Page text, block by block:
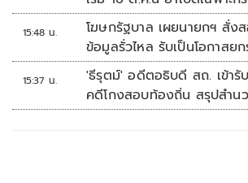
15:48 น.
โฆษกรัฐบาล เผยนายกฯ สั่ง
ข้อมูลรั่วไหล รับเป็นโอกาสย
ปลอดภัยข้อมูลภาครัฐทั้งระบ
15:37 น.
'ธีรุตม์' อดีตอธิบดี สถ. เข้ารั
คดีโกงสอบท้องถิ่น สรุปสำน
สัปดาห์หน้า